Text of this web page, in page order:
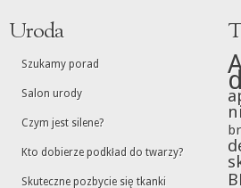
Uroda
Szukamy porad
Salon urody
Czym jest silene?
Kto dobierze podkład do twarzy?
Skuteczne pozbycie się tkanki